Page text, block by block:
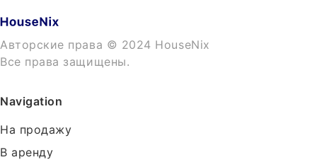
Авторские права © 2024 HouseNix
Все права защищены.
Navigation
На продажу
В аренду